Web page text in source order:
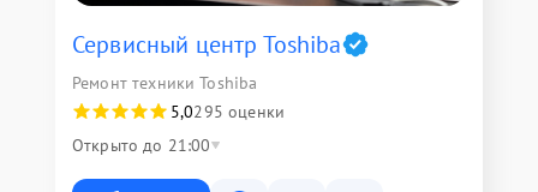
Сервисный центр Toshiba
Ремонт техники Toshiba
5,0295 оценки
Открыто до 21:00